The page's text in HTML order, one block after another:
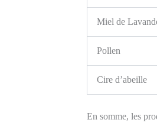
Miel de
Pollen
Cire d’abeille
En somme, les